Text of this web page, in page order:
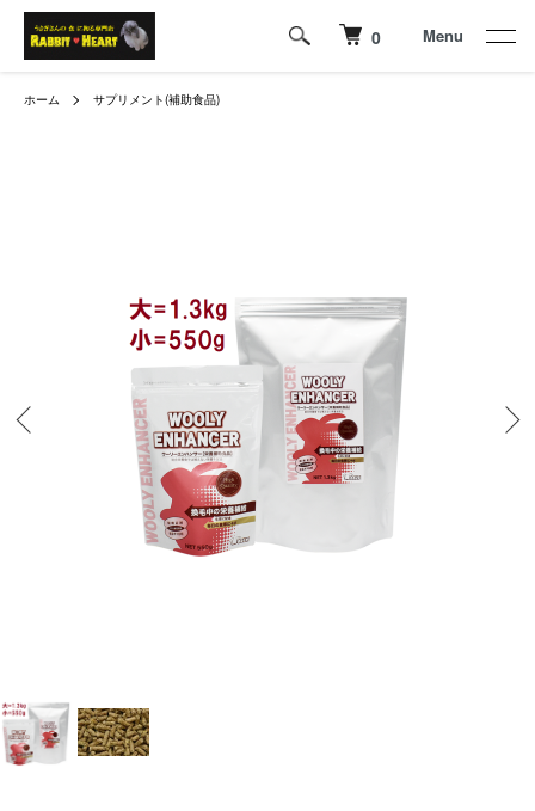
0 Menu
ホーム サプリメント(補助食品)